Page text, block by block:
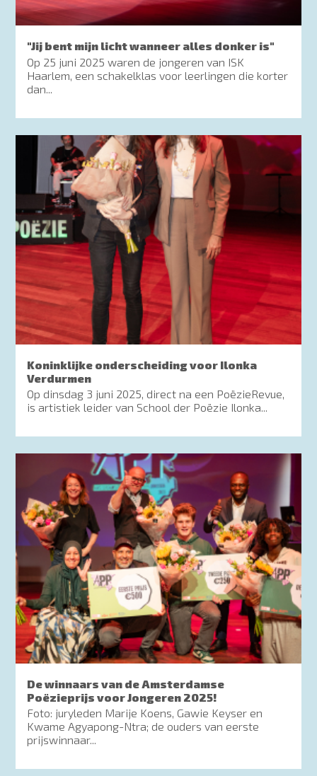
"Jij bent mijn licht wanneer alles donker is"
Op 25 juni 2025 waren de jongeren van ISK
Haarlem, een schakelklas voor leerlingen die korter
dan...
Koninklijke onderscheiding voor Ilonka
Verdurmen
Op dinsdag 3 juni 2025, direct na een PoëzieRevue,
is artistiek leider van School der Poëzie Ilonka...
De winnaars van de Amsterdamse
Poëzieprijs voor Jongeren 2025!
Foto: juryleden Marije Koens, Gawie Keyser en
Kwame Agyapong-Ntra; de ouders van eerste
prijswinnaar...